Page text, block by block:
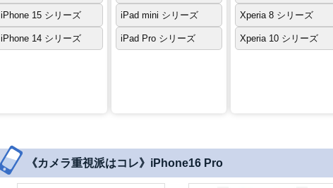
iPhone 15 シリーズ
iPhone 14 シリーズ
iPad mini シリーズ
iPad Pro シリーズ
Xperia 8 シリーズ
Xperia 10 シリーズ
《カメラ重視派はコレ》iPhone16 Pro